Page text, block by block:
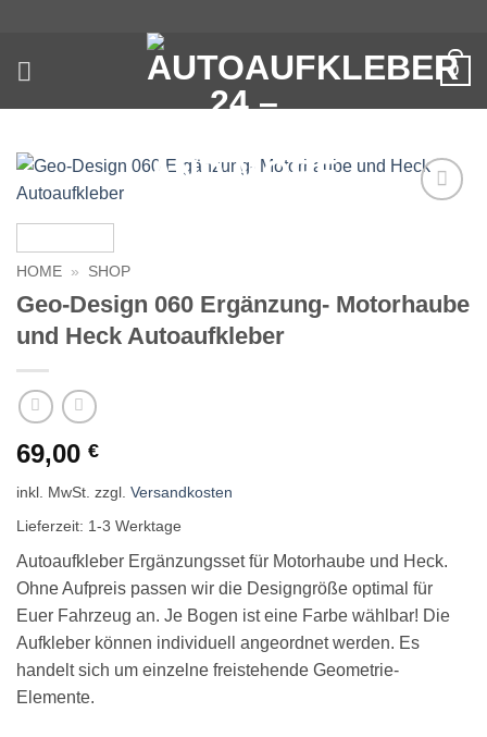
springen
0
HOME » SHOP
Geo-Design 060 Ergänzung- Motorhaube
und Heck Autoaufkleber
69,00 €
inkl. MwSt. zzgl. Versandkosten
Lieferzeit: 1-3 Werktage
Autoaufkleber Ergänzungsset für Motorhaube und Heck.
Ohne Aufpreis passen wir die Designgröße optimal für
Euer Fahrzeug an. Je Bogen ist eine Farbe wählbar! Die
Aufkleber können individuell angeordnet werden. Es
handelt sich um einzelne freistehende Geometrie-
Elemente.